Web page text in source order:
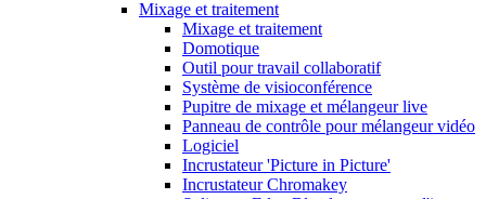
Mixage et traitement
Mixage et traitement
Domotique
Outil pour travail collaboratif
Système de visioconférence
Pupitre de mixage et mélangeur live
Panneau de contrôle pour mélangeur vidéo
Logiciel
Incrustateur 'Picture in Picture'
Incrustateur Chromakey